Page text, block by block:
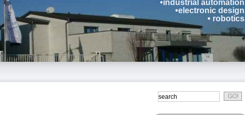
•industrial automation
•electronic design
• robotics